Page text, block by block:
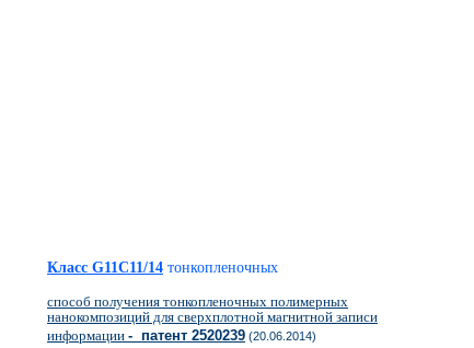
Класс G11C11/14 тонкопленочных
способ получения тонкопленочных полимерных
нанокомпозиций для сверхплотной магнитной записи
информации - патент 2520239 (20.06.2014)